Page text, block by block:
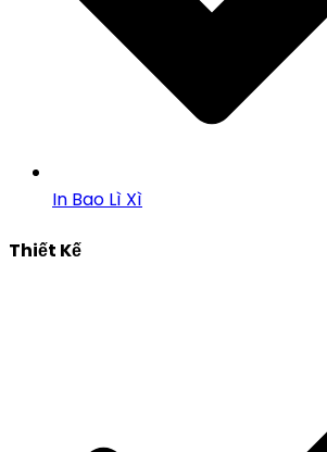
In Bao Lì Xì
Thiết Kế